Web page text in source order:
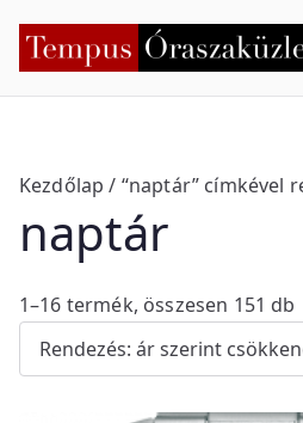
Kezdőlap / “naptár” címkével
naptár
1–16 termék, összesen 151 db
r